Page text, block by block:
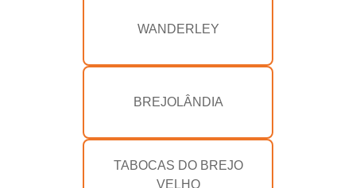
WANDERLEY
BREJOLÂNDIA
TABOCAS DO BREJO
VELHO